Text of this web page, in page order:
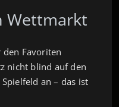
Wettmarkt
den Favoriten
nicht blind auf den
an – das ist